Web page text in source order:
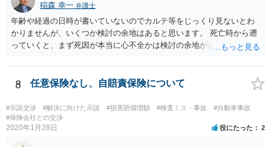
稲森 幸一 弁護士
年齢や経過の日時が書いていないのでカルテ等をじっくり見ないとわ
かりませんが、いくつか検討の余地はあると思います。 死亡時から遡
っていくと、まず死因が本当に心不全かは検討の余地があります。腹
こまでしたのか、またしたとして死亡を防げたのかどうかという因果
関係の問題もあります。 さらに遡ると、C病院の手術に問題はなかっ
たのか、そもそも手術をする必要があったのかも気になります。その
前は問題なさそうですが、転院が多いのでそんなに転院が必要だった
のかも一応は検討材料だと思います。 いずれにしてもお近くの弁護士
にカルテ等を持って行って相談されたらいかがでしょうか。 頑張って
8 任意保険なし、自賠責保険について
#示談交渉 #解決に向けた示談 #損害賠償増額 #検査ミス・事故
#自動車事故
#保険会社との交渉
2020年1月28日 役にたった 2